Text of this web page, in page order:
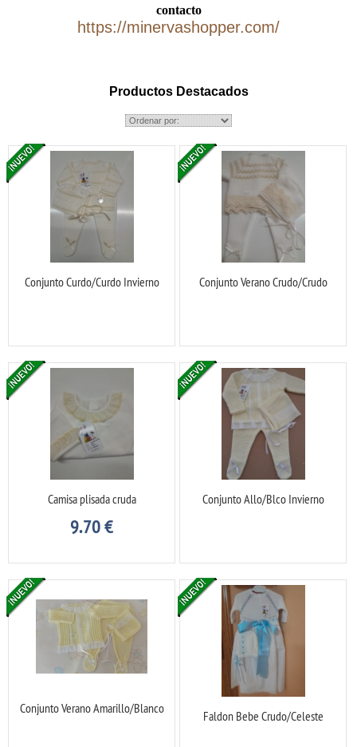
contacto
https://minervashopper.com/
Productos Destacados
Conjunto Curdo/Curdo Invierno Conjunto Verano Crudo/Crudo
Camisa plisada cruda
9.70€
Conjunto Allo/Blco Invierno
Conjunto Verano Amarillo/Blanco Faldon Bebe Crudo/Celeste